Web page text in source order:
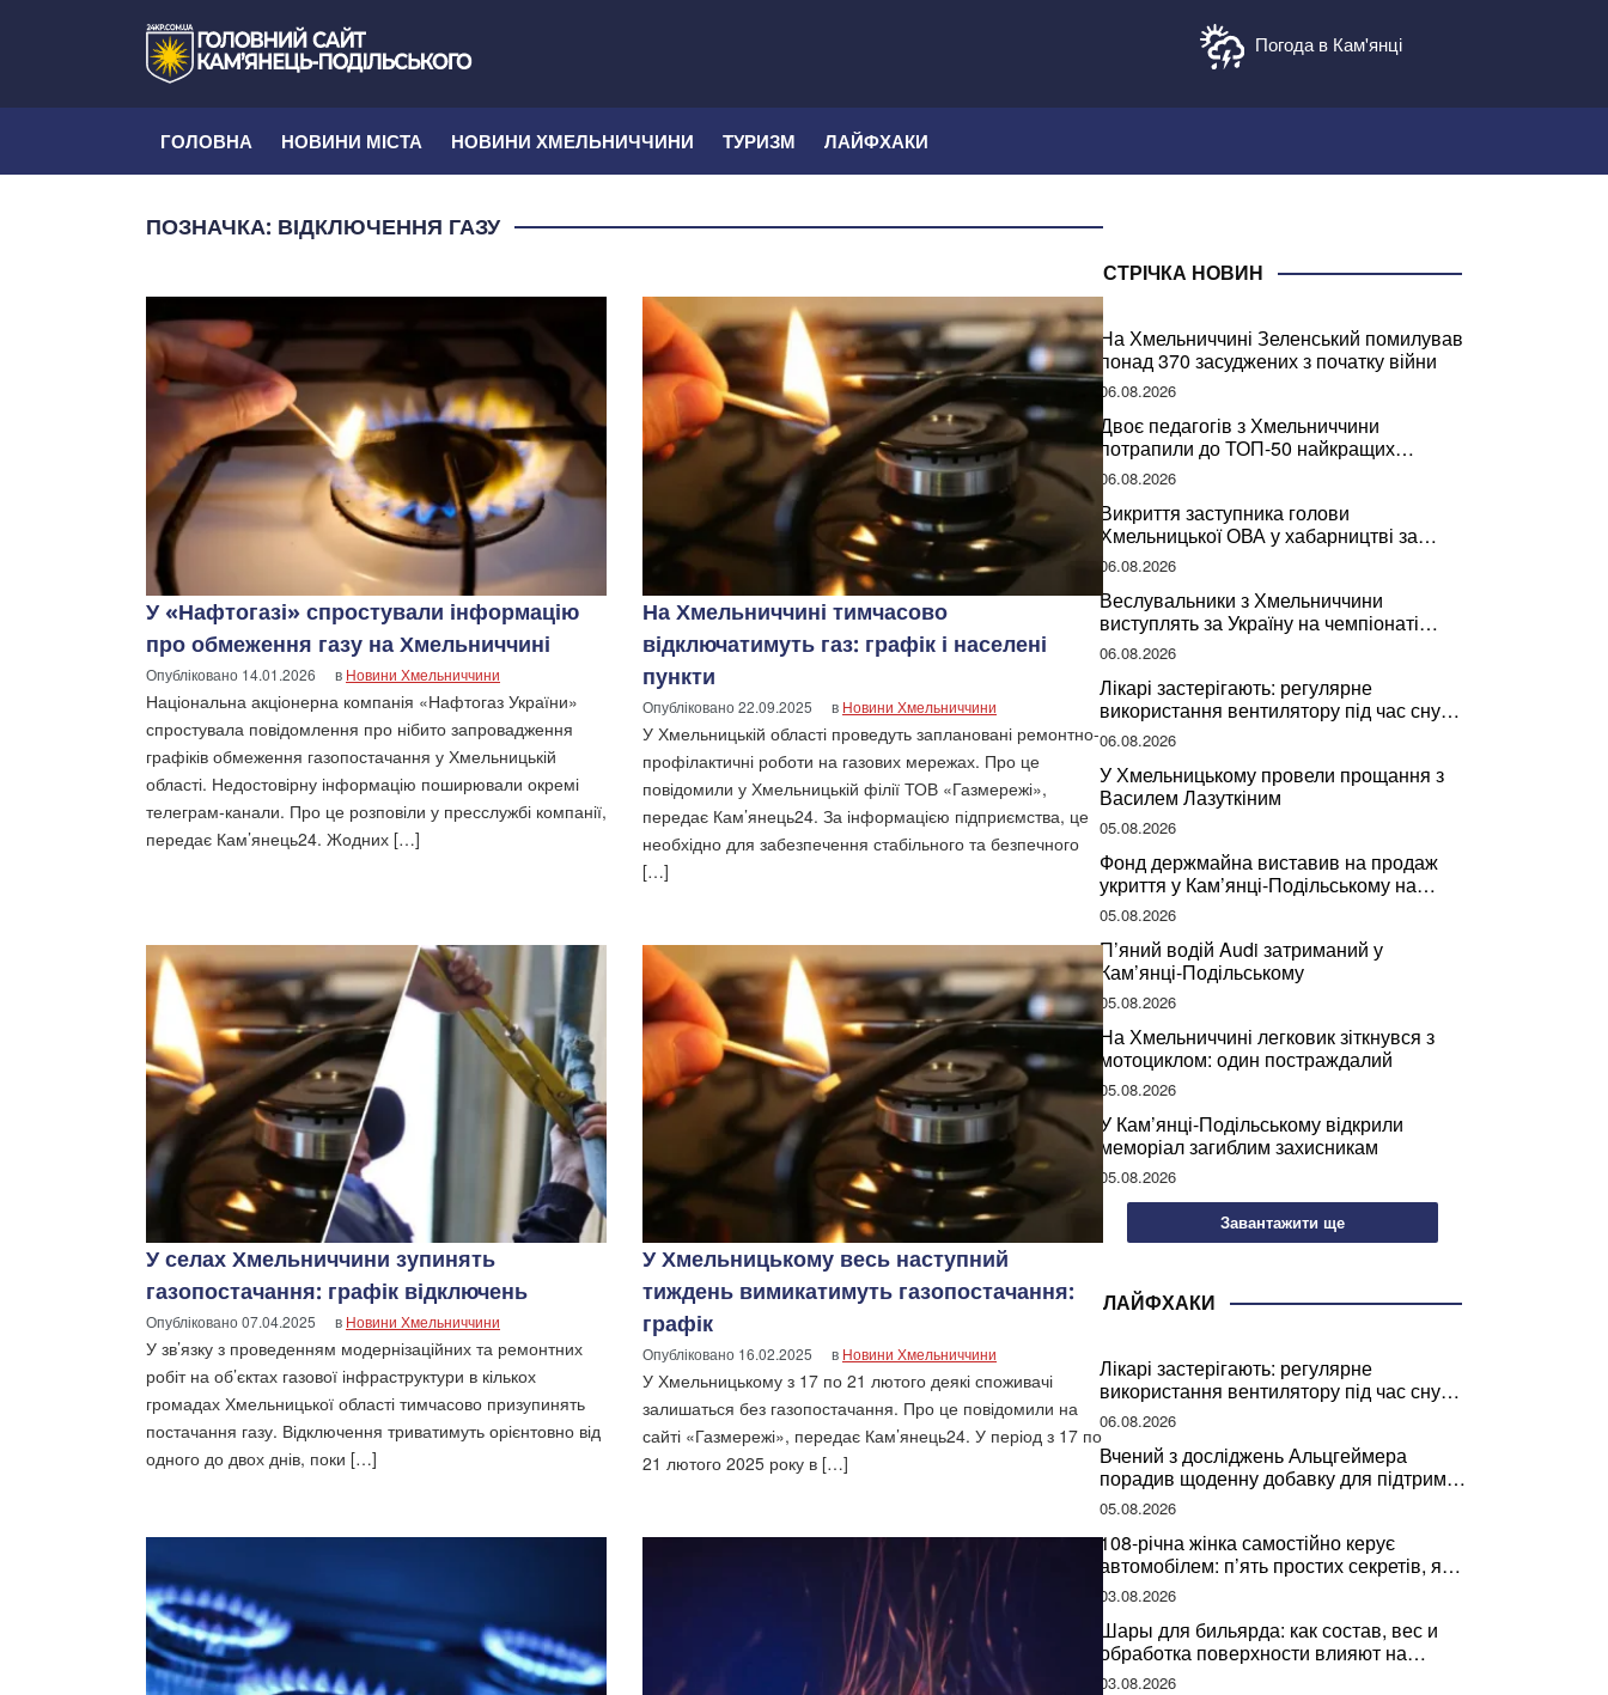
Погода в Кам'янці
ГОЛОВНА НОВИНИ МІСТА НОВИНИ ХМЕЛЬНИЧЧИНИ ТУРИЗМ ЛАЙФХАКИ
ПОЗНАЧКА: ВІДКЛЮЧЕННЯ ГАЗУ
У «Нафтогазі» спростували інформацію
про обмеження газу на Хмельниччині
Опубліковано 14.01.2026 в Новини Хмельниччини
Національна акціонерна компанія «Нафтогаз України»
спростувала повідомлення про нібито запровадження
графіків обмеження газопостачання у Хмельницькій
області. Недостовірну інформацію поширювали окремі
телеграм-канали. Про це розповіли у пресслужбі компанії,
передає Кам’янець24. Жодних […]
На Хмельниччині тимчасово
відключатимуть газ: графік і населені
пункти
Опубліковано22.09.2025 в Новини Хмельниччини
У Хмельницькій області проведуть заплановані ремонтно-
профілактичні роботи на газових мережах. Про це
повідомили у Хмельницькій філії ТОВ «Газмережі»,
передає Кам’янець24. За інформацією підприємства, це
необхідно для забезпечення стабільного та безпечного
[…]
У селах Хмельниччини зупинять
газопостачання: графік відключень
Опубліковано07.04.2025 в Новини Хмельниччини
У зв’язку з проведенням модернізаційних та ремонтних
робіт на об’єктах газової інфраструктури в кількох
громадах Хмельницької області тимчасово призупинять
постачання газу. Відключення триватимуть орієнтовно від
одного до двох днів, поки […]
У Хмельницькому весь наступний
тиждень вимикатимуть газопостачання:
графік
Опубліковано 16.02.2025 в Новини Хмельниччини
У Хмельницькому з 17 по 21 лютого деякі споживачі
залишаться без газопостачання. Про це повідомили на
сайті «Газмережі», передає Кам’янець24. У період з 17 по
21 лютого 2025 року в […]
СТРІЧКА НОВИН
На Хмельниччині Зеленський помилував
понад 370 засуджених з початку війни
06.08.2026
Двоє педагогів з Хмельниччини
потрапили до ТОП-50 найкращих
учителів України
06.08.2026
Викриття заступника голови
Хмельницької ОВА у хабарництві за
підписання контрактів на ремонт доріг
06.08.2026
Веслувальники з Хмельниччини
виступлять за Україну на чемпіонаті
світу
06.08.2026
Лікарі застерігають: регулярне
використання вентилятору під час сну
може негативно вплинути на ваше
здоров’я
06.08.2026
У Хмельницькому провели прощання з
Василем Лазуткіним
05.08.2026
Фонд держмайна виставив на продаж
укриття у Кам’янці-Подільському на
Хмельниччині
05.08.2026
П’яний водій Audi затриманий у
Кам’янці-Подільському
05.08.2026
На Хмельниччині легковик зіткнувся з
мотоциклом: один постраждалий
05.08.2026
У Кам’янці-Подільському відкрили
меморіал загиблим захисникам
05.08.2026
Завантажити ще
ЛАЙФХАКИ
Лікарі застерігають: регулярне
використання вентилятору під час сну
може негативно вплинути на ваше
здоров’я
06.08.2026
Вчений з досліджень Альцгеймера
порадив щоденну добавку для підтримки
мозкової діяльності
05.08.2026
108-річна жінка самостійно керує
автомобілем: п’ять простих секретів, які
допомогли їй дожити до століття
03.08.2026
Шары для бильярда: как состав, вес и
обработка поверхности влияют на
динамику игры
03.08.2026